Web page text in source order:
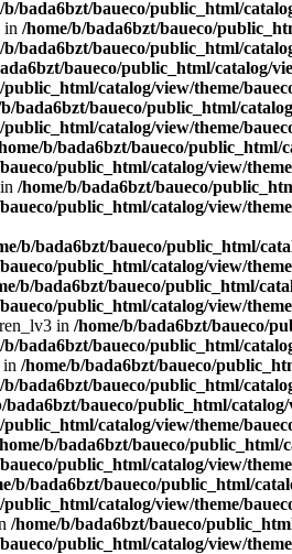
b/bada6bzt/baueco/public_html/
in /home/b/bada6bzt/baueco/
b/bada6bzt/baueco/public_html/
baueco/public_html/catalog/
catalog/view/theme/
bada6bzt/baueco/public_html/
catalog/view/theme/
b/bada6bzt/baueco/public_html/
public_html/catalog/view/
/home/b/bada6bzt/baueco/
public_html/catalog/view/
b/bada6bzt/baueco/public_html/
public_html/catalog/view/
b/bada6bzt/baueco/public_html/
public_html/catalog/view/
in /home/b/bada6bzt/baueco/
b/bada6bzt/baueco/public_html/
/home/b/bada6bzt/baueco/
b/bada6bzt/baueco/public_html/
bada6bzt/baueco/public_html/
catalog/view/theme/
b/bada6bzt/baueco/public_html/
public_html/catalog/view/
b/bada6bzt/baueco/public_html/
catalog/view/theme/
/home/b/bada6bzt/baueco/
public_html/catalog/view/